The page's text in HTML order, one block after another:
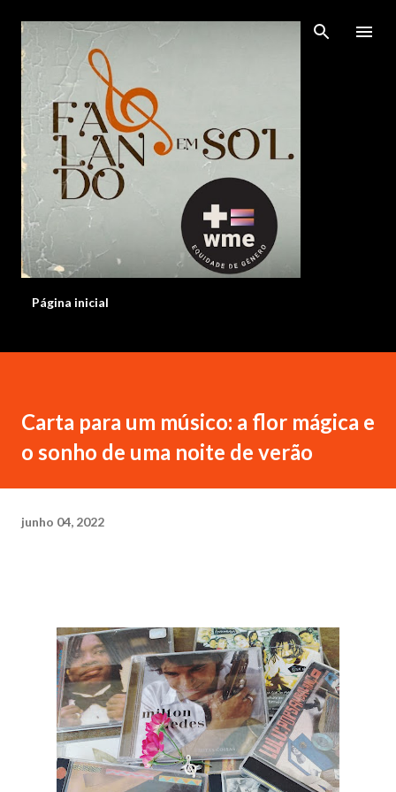
Pular para o conteúdo principal
Página inicial
Carta para um músico: a flor mágica e
o sonho de uma noite de verão
junho 04, 2022